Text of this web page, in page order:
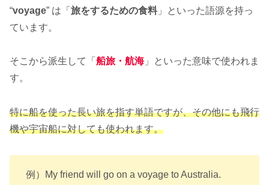
“voyage” は「 旅をするための食料」といった語源を持っ
ています。
そこから派生して「 船旅・航海」といった意味で使われま
す。
特に船を使った長い旅を指す単語ですが、その他にも飛行
機や宇宙船に対しても使われます。
例）My friend will go on a voyage to Australia.